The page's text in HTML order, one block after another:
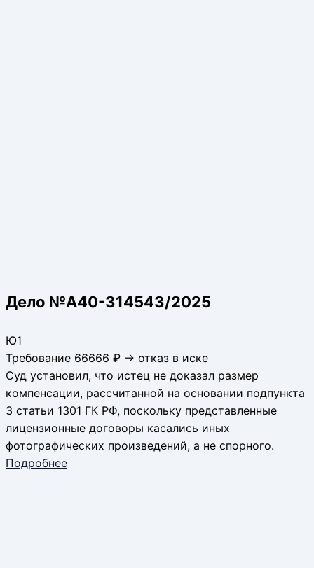
Дело №А40-314543/2025
Ю1
Требование 66666 ₽ → отказ в иске
Суд установил, что истец не доказал размер
компенсации, рассчитанной на основании подпункта
3 статьи 1301 ГК РФ, поскольку представленные
лицензионные договоры касались иных
фотографических произведений, а не спорного.
Подробнее